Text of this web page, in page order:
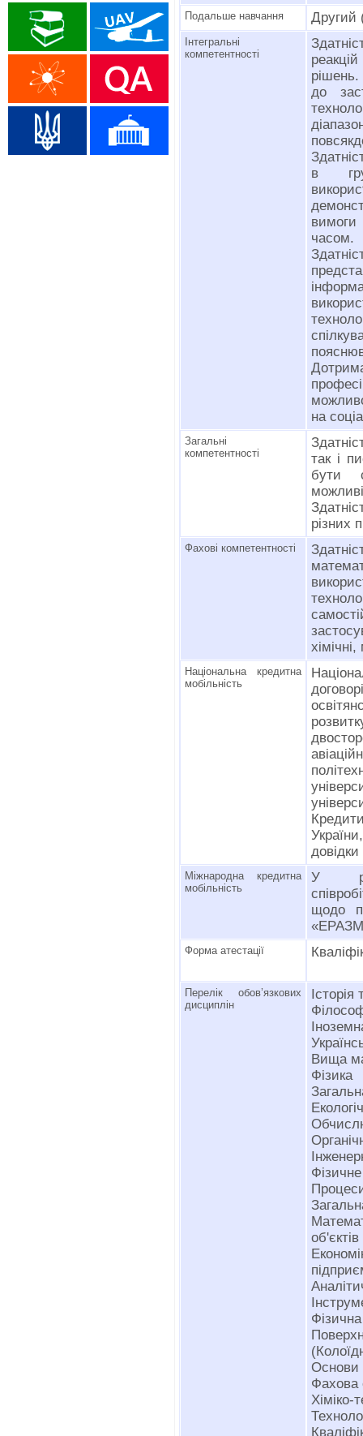
Подальше навчання Другий
Інтегральні
компетентності
рішень.
до
в
вимоги
часом.
на
Загальні
компетентності
так і
бути
різних
Фахові компетентності
Національна кредитна
мобільність
Міжнародна кредитна
мобільність
У
щодо
Форма атестації
Перелік обов’язкових
дисциплін
Історія
Вища
Фізика
об'єктів
Фізична
Основи
Фахова
Хіміко-